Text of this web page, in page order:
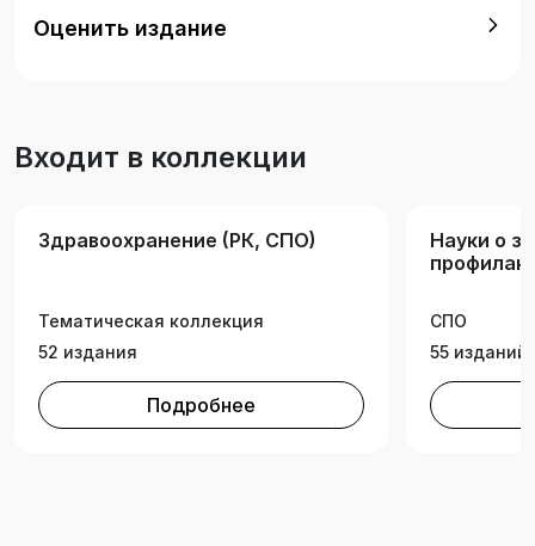
медицинская сестра по уходу за больными»,
также по укрупненным группам
Оценить издание
Входит в коллекции
Здравоохранение (РК, СПО)
Тематическая коллекция
52 издания
Подробнее
Науки о
СПО
55 изданий